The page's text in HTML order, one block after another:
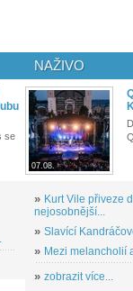
se
NAŽIVO
07.08.
» Kurt Vile přiveze
nejosobnější...
» Slavící
» Mezi melancholií
» zobrazit více...